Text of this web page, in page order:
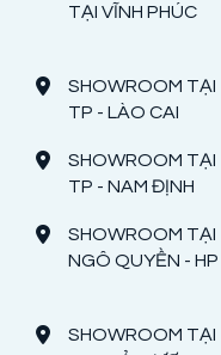
TẠI VĨNH PHÚC
SHOWROOM TẠI
TP - LÀO CAI
SHOWROOM TẠI
TP - NAM ĐỊNH
SHOWROOM TẠI
NGÔ QUYỀN - HP
SHOWROOM TẠI